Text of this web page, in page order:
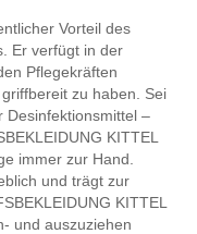
Vorteil des
Er verfügt in der
Pflegekräften
zu haben. Sei
Desinfektionsmittel –
KITTEL
immer zur Hand.
und trägt zur
KITTEL
und auszuziehen